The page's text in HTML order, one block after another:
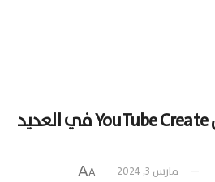
يوتيوب تطلق تطبيق YouTube Create في العديد
مارس 3, 2024 A
A